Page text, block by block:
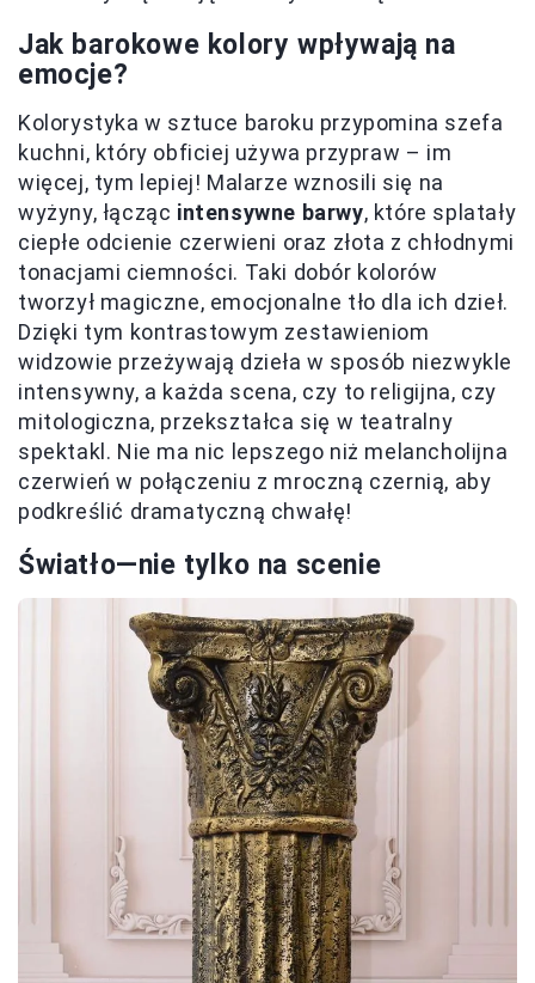
Jak barokowe kolory wpływają na
emocje?
Kolorystyka w sztuce baroku przypomina szefa
kuchni, który obficiej używa przypraw – im
więcej, tym lepiej! Malarze wznosili się na
wyżyny, łącząc intensywne barwy, które splatały
ciepłe odcienie czerwieni oraz złota z chłodnymi
tonacjami ciemności. Taki dobór kolorów
tworzył magiczne, emocjonalne tło dla ich dzieł.
Dzięki tym kontrastowym zestawieniom
widzowie przeżywają dzieła w sposób niezwykle
intensywny, a każda scena, czy to religijna, czy
mitologiczna, przekształca się w teatralny
spektakl. Nie ma nic lepszego niż melancholijna
czerwień w połączeniu z mroczną czernią, aby
podkreślić dramatyczną chwałę!
Światło—nie tylko na scenie